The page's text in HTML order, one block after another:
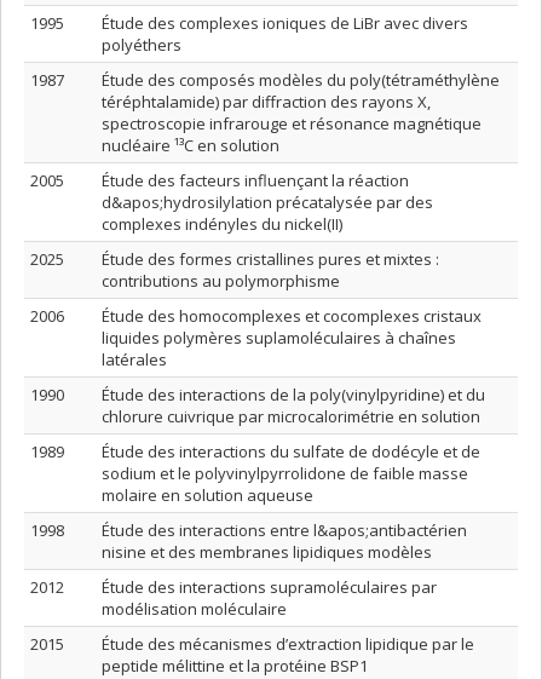
1995
Étude des complexes ioniques de LiBr avec divers
polyéthers
1987
Étude des composés modèles du poly(tétraméthylène
téréphtalamide) par diffraction des rayons X,
spectroscopie infrarouge et résonance magnétique
nucléaire ¹³C en solution
2005
Étude des facteurs influençant la réaction
d&apos;hydrosilylation précatalysée par des
complexes indényles du nickel(II)
2025
Étude des formes cristallines pures et mixtes :
contributions au polymorphisme
2006
Étude des homocomplexes et cocomplexes cristaux
liquides polymères suplamoléculaires à chaînes
latérales
1990
Étude des interactions de la poly(vinylpyridine) et du
chlorure cuivrique par microcalorimétrie en solution
1989
Étude des interactions du sulfate de dodécyle et de
sodium et le polyvinylpyrrolidone de faible masse
molaire en solution aqueuse
1998
Étude des interactions entre l&apos;antibactérien
nisine et des membranes lipidiques modèles
2012
Étude des interactions supramoléculaires par
modélisation moléculaire
2015
Étude des mécanismes d’extraction lipidique par le
peptide mélittine et la protéine BSP1